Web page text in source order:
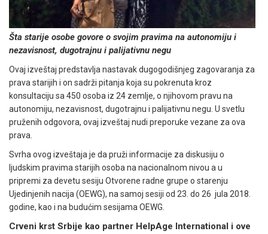
Šta starije osobe govore o svojim pravima na autonomiju i
nezavisnost, dugotrajnu i palijativnu negu
Ovaj izveštaj predstavlja nastavak dugogodišnjeg zagovaranja za
prava starijih i on sadrži pitanja koja su pokrenuta kroz
konsultaciju sa 450 osoba iz 24 zemlje, o njihovom pravu na
autonomiju, nezavisnost, dugotrajnu i palijativnu negu. U svetlu
pruženih odgovora, ovaj izveštaj nudi preporuke vezane za ova
prava.
Svrha ovog izveštaja je da pruži informacije za diskusiju o
ljudskim pravima starijih osoba na nacionalnom nivou a u
pripremi za devetu sesiju Otvorene radne grupe o starenju
Ujedinjenih nacija (OEWG), na samoj sesiji od 23. do 26 jula 2018.
godine, kao i na budućim sesijama OEWG.
Crveni krst Srbije kao partner HelpAge International i ove